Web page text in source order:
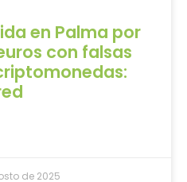
en Palma por
con falsas
de 2025